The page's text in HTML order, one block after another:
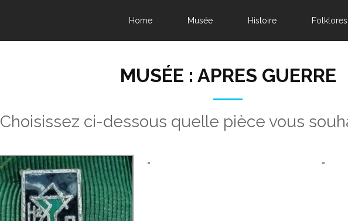
Home Musée Histoire Folklores
MUSÉE : APRES GUERRE
Choisissez ci-dessous quelle pièce vous